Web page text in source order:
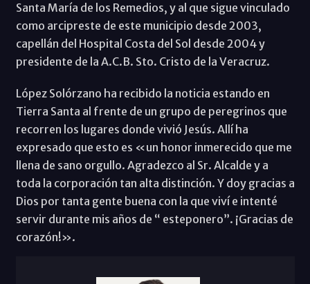
Santa María de los Remedios, y al que sigue vinculado
como arcipreste de este municipio desde 2003,
capellán del Hospital Costa del Sol desde 2004 y
presidente de la A.C.B. Sto. Cristo de la Veracruz.
López Solórzano ha recibido la noticia estando en
Tierra Santa al frente de un grupo de peregrinos que
recorren los lugares donde vivió Jesús. Allí ha
expresado que esto es «un honor inmerecido que me
llena de sano orgullo. Agradezco al Sr. Alcalde y a
toda la corporación tan alta distinción. Y doy gracias a
Dios por tanta gente buena con la que viví e intenté
servir durante mis años de “ esteponero”. ¡Gracias de
corazón!».